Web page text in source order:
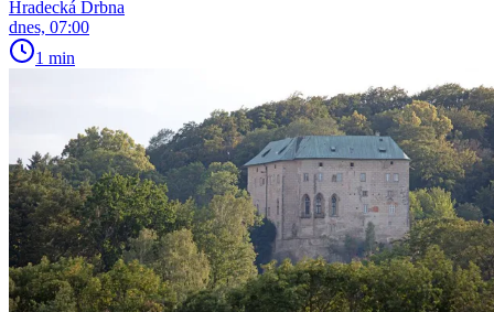
Hradecká Drbna
dnes, 07:00
1 min